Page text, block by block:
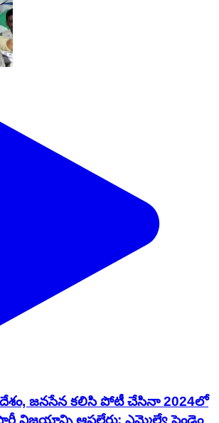
జనసేన కలిసి పోటీ చేసినా 2024లో
విజయాన్ని ఆపలేరు: ఎమ్మెల్యే పెండెం